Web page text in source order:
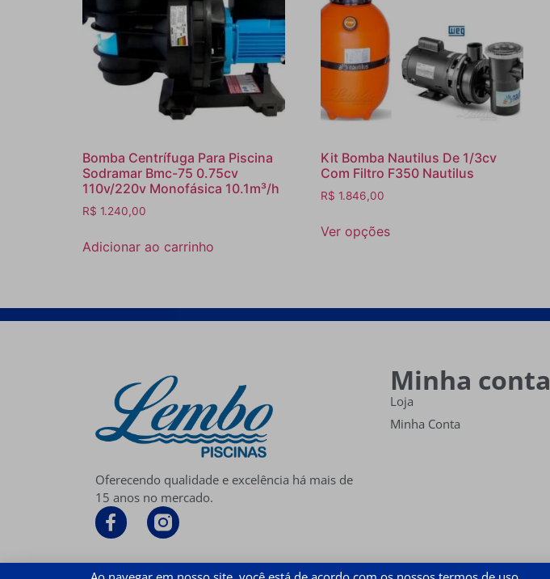
Bomba Centrífuga Para Piscina
Sodramar Bmc-75 0.75cv
110v/220v Monofásica 10.1m³/h
R$ 1.240,00
Adicionar ao carrinho
Kit Bomba Nautilus De 1/3cv
Com Filtro F350 Nautilus
R$ 1.846,00
Ver opções
Oferecendo qualidade e excelência há mais de
15 anos no mercado.
Minha conta
Loja
Minha Conta